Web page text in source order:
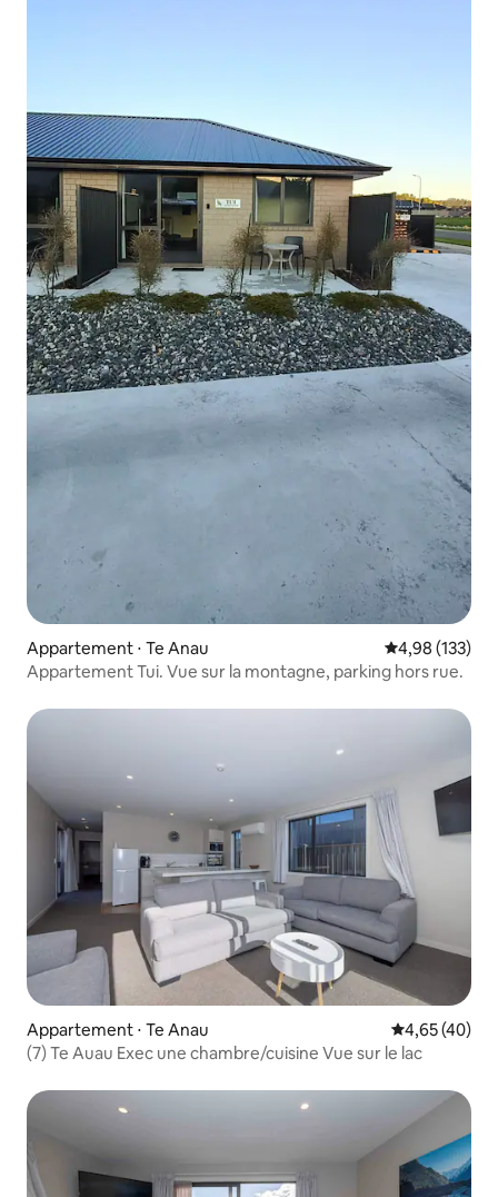
Appartement ⋅ Te Anau Évaluation
4,98 (133)
Appartement Tui. Vue sur la montagne, parking hors rue.
Appartement ⋅ Te Anau Évaluation
4,65 (40)
(7) Te Auau Exec une chambre/cuisine Vue sur le lac